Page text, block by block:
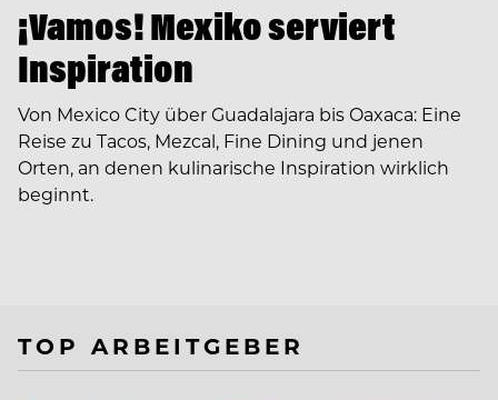
¡Vamos! Mexiko serviert
Inspiration
Von Mexico City über Guadalajara bis Oaxaca: Eine
Reise zu Tacos, Mezcal, Fine Dining und jenen
Orten, an denen kulinarische Inspiration wirklich
beginnt.
TOP ARBEITGEBER